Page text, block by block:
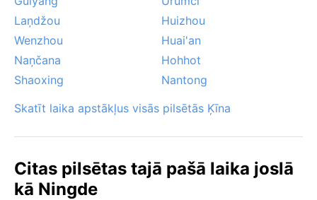
Laņdžou
Huizhou
Wenzhou
Huai'an
Naņčana
Hohhot
Shaoxing
Nantong
Skatīt laika apstākļus visās pilsētās Ķīna
Citas pilsētas tajā pašā laika joslā
kā Ningde